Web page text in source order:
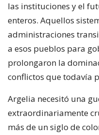
las instituciones y el
enteros. Aquellos
administraciones
a esos pueblos para
prolongaron la
conflictos que todavía
Argelia necesitó una
extraordinariamente
más de un siglo de